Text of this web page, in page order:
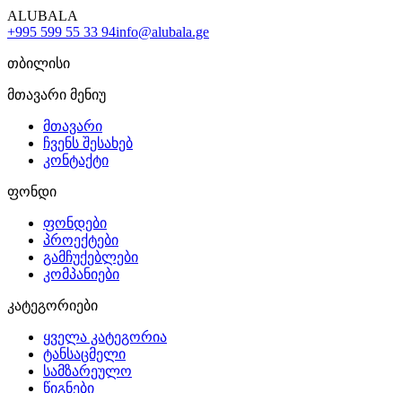
ALUBALA
+995 599 55 33 94info@alubala.ge
თბილისი
მთავარი მენიუ
მთავარი
ჩვენს შესახებ
კონტაქტი
ფონდი
ფონდები
პროექტები
გამჩუქებლები
კომპანიები
კატეგორიები
ყველა კატეგორია
ტანსაცმელი
სამზარეულო
წიგნები